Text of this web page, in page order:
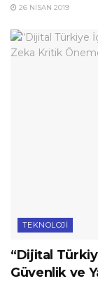
26 NISAN 2019
TEKNOLOJI
“Dijital
Güvenlik ve